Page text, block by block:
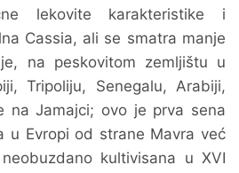
lekovite karakteristike i
Cassia, ali se smatra manje
na peskovitom zemljištu u
Tripoliju, Senegalu, Arabiji,
na Jamajci; ovo je prva sena
u Evropi od strane Mavra već
kultivisana u XVI